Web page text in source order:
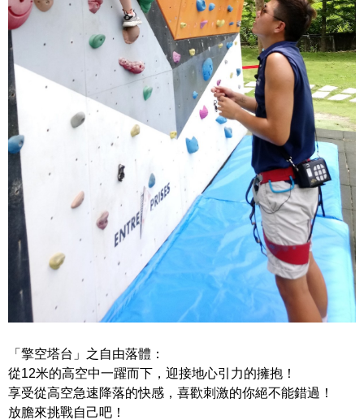
「擎空塔台」之自由落體：
從12米的高空中一躍而下，迎接地心引力的擁抱！
享受從高空急速降落的快感，喜歡刺激的你絕不能錯過！
放膽來挑戰自己吧！